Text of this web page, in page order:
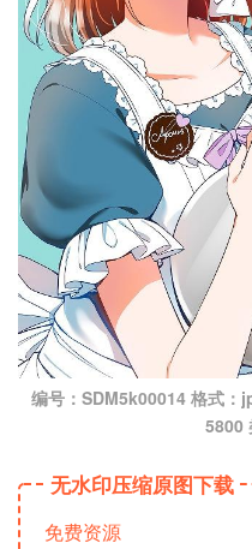
编号：SDM5k00014 格式：
5800
无水印压缩原图下载
免费资源